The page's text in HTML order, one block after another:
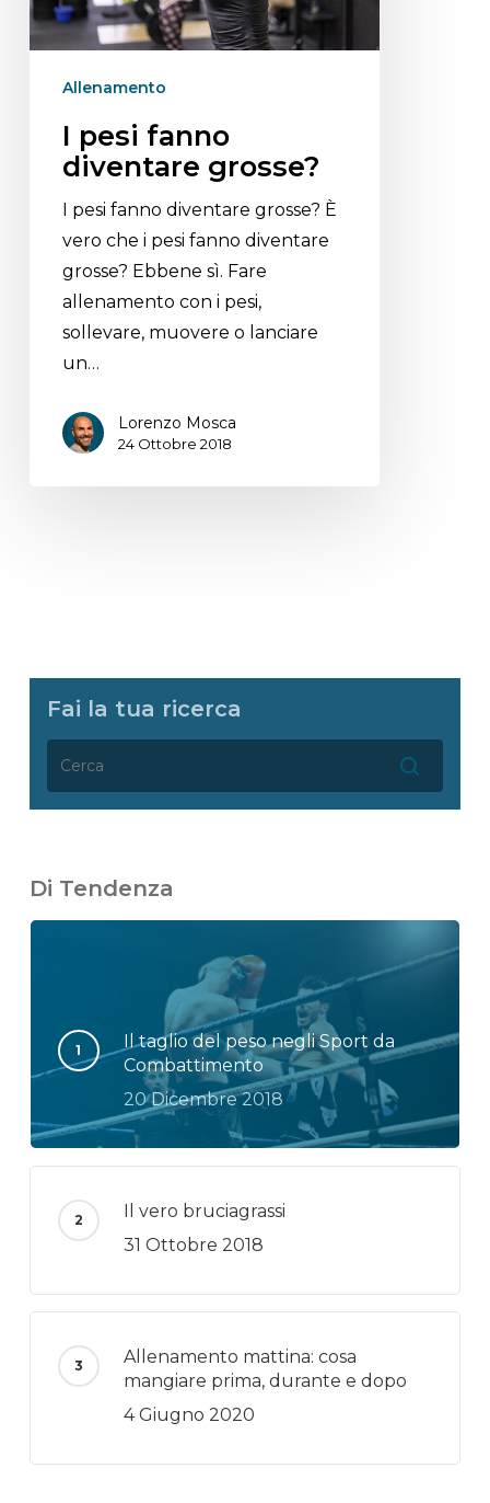
Allenamento
I pesi fanno
diventare grosse?
I pesi fanno diventare grosse? È
vero che i pesi fanno diventare
grosse? Ebbene sì. Fare
allenamento con i pesi,
sollevare, muovere o lanciare
un…
Lorenzo Mosca
24 Ottobre 2018
Fai la tua ricerca
Di Tendenza
Il taglio del peso negli Sport da
Combattimento
20 Dicembre 2018
Il vero bruciagrassi
31 Ottobre 2018
Allenamento mattina: cosa
mangiare prima, durante e dopo
4 Giugno 2020